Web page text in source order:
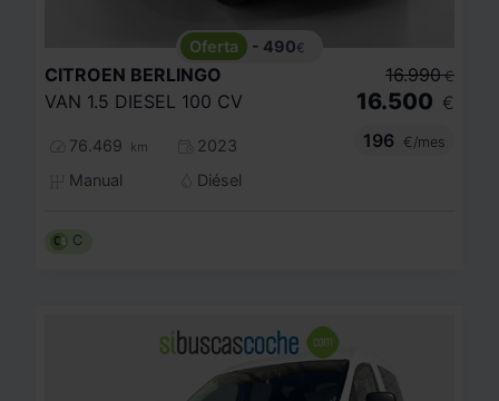
- 490€
CITROEN BERLINGO
VAN 1.5 DIESEL 100 CV
76.469 km
2023
Manual
Diésel
16.990 €
16.500 €
196
€/mes
C